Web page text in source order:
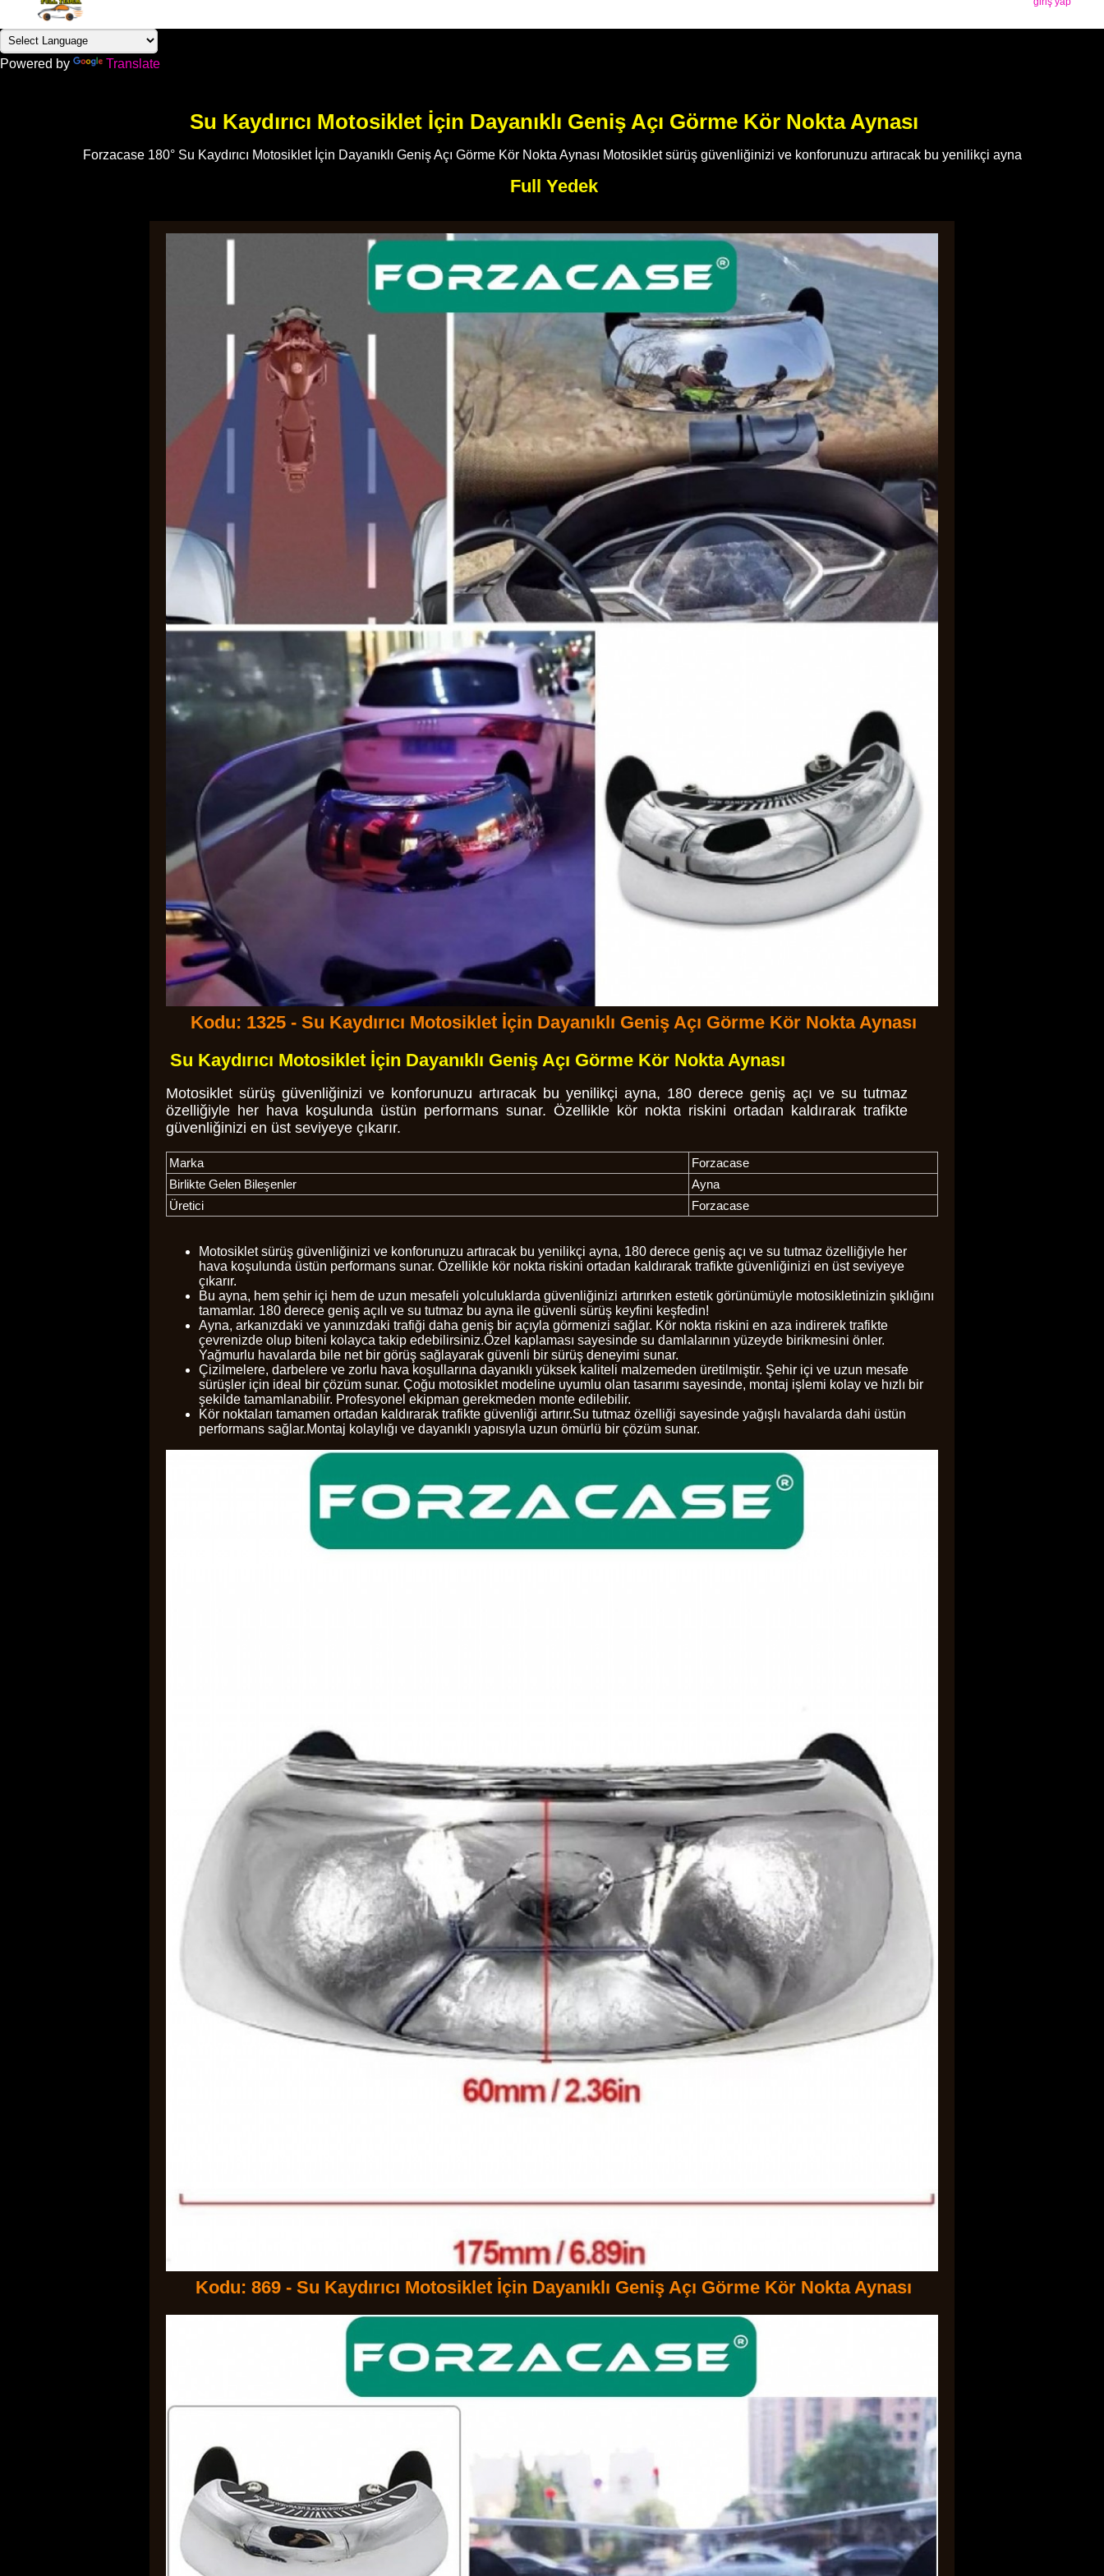
Powered by Translate
Su Kaydırıcı Motosiklet İçin Dayanıklı Geniş Açı Görme Kör Nokta Aynası
Forzacase 180° Su Kaydırıcı Motosiklet İçin Dayanıklı Geniş Açı Görme Kör Nokta Aynası Motosiklet sürüş güvenliğinizi ve konforunuzu artıracak bu yenilikçi ayna
Full Yedek
Kodu: 1325 - Su Kaydırıcı Motosiklet İçin Dayanıklı Geniş Açı Görme Kör Nokta Aynası
Su Kaydırıcı Motosiklet İçin Dayanıklı Geniş Açı Görme Kör Nokta Aynası
Motosiklet sürüş güvenliğinizi ve konforunuzu artıracak bu yenilikçi ayna, 180 derece geniş açı ve su tutmaz
özelliğiyle her hava koşulunda üstün performans sunar. Özellikle kör nokta riskini ortadan kaldırarak trafikte
güvenliğinizi en üst seviyeye çıkarır.
Marka
Forzacase
Birlikte Gelen Bileşenler
Ayna
Üretici
Forzacase
Motosiklet sürüş güvenliğinizi ve konforunuzu artıracak bu yenilikçi ayna, 180 derece geniş açı ve su tutmaz özelliğiyle her
hava koşulunda üstün performans sunar. Özellikle kör nokta riskini ortadan kaldırarak trafikte güvenliğinizi en üst seviyeye
çıkarır.
Bu ayna, hem şehir içi hem de uzun mesafeli yolculuklarda güvenliğinizi artırırken estetik görünümüyle motosikletinizin şıklığını
tamamlar. 180 derece geniş açılı ve su tutmaz bu ayna ile güvenli sürüş keyfini keşfedin!
Ayna, arkanızdaki ve yanınızdaki trafiği daha geniş bir açıyla görmenizi sağlar. Kör nokta riskini en aza indirerek trafikte
çevrenizde olup biteni kolayca takip edebilirsiniz.Özel kaplaması sayesinde su damlalarının yüzeyde birikmesini önler.
Yağmurlu havalarda bile net bir görüş sağlayarak güvenli bir sürüş deneyimi sunar.
Çizilmelere, darbelere ve zorlu hava koşullarına dayanıklı yüksek kaliteli malzemeden üretilmiştir. Şehir içi ve uzun mesafe
sürüşler için ideal bir çözüm sunar. Çoğu motosiklet modeline uyumlu olan tasarımı sayesinde, montaj işlemi kolay ve hızlı bir
şekilde tamamlanabilir. Profesyonel ekipman gerekmeden monte edilebilir.
Kör noktaları tamamen ortadan kaldırarak trafikte güvenliği artırır.Su tutmaz özelliği sayesinde yağışlı havalarda dahi üstün
performans sağlar.Montaj kolaylığı ve dayanıklı yapısıyla uzun ömürlü bir çözüm sunar.
Kodu: 869 - Su Kaydırıcı Motosiklet İçin Dayanıklı Geniş Açı Görme Kör Nokta Aynası